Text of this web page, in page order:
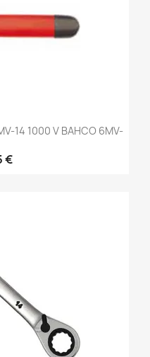
14 1000 V BAHCO 6MV-
€